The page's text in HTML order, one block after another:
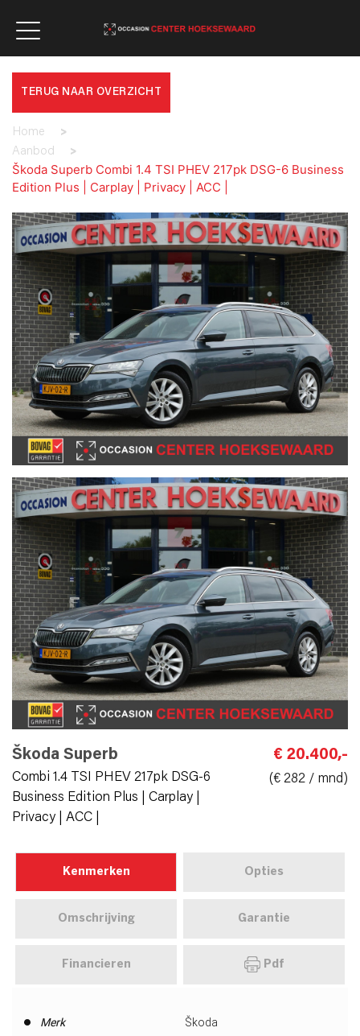
TERUG NAAR OVERZICHT
Home
>
Aanbod
>
Škoda Superb Combi 1.4 TSI PHEV 217pk DSG-6 Business
Edition Plus | Carplay | Privacy | ACC |
Škoda Superb
Combi 1.4 TSI PHEV 217pk DSG-6
Business Edition Plus | Carplay |
Privacy | ACC |
€ 20.400,-
(€ 282 / mnd)
Kenmerken Opties
Omschrijving Garantie
Financieren Pdf
Merk
Škoda